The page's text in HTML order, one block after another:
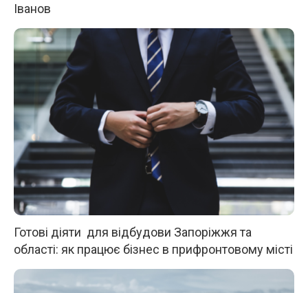
Іванов
Готові діяти для відбудови Запоріжжя та
області: як працює бізнес в прифронтовому місті